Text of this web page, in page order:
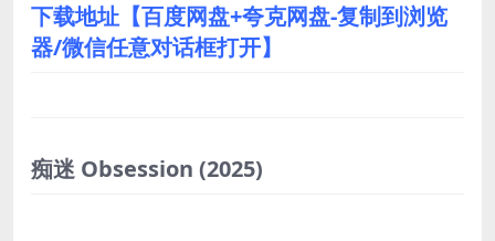
下载地址【百度网盘+夸克网盘-复制到浏览
器/微信任意对话框打开】
痴迷 Obsession (2025)